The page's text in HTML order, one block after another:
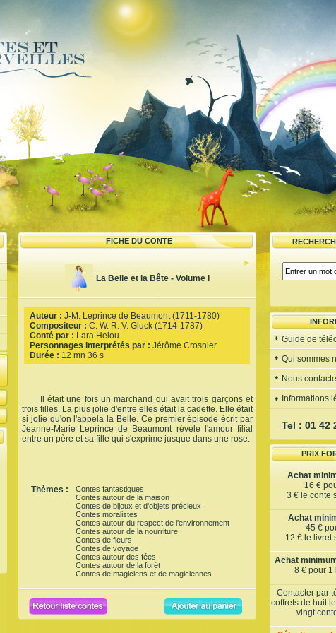
FICHE DU CONTE
La Belle et la Bête - Volume I
Auteur : J-M. Leprince de Beaumont (1711-1780)
Compositeur : C. W. R. V. Gluck (1714-1787)
Conté par : Lara Helou
Personnages interprétés par : Jérôme Crosnier
Durée : 12 mn 36 s
Il était une fois un marchand qui avait trois garçons et
trois filles. La plus jolie d'entre elles était la cadette. Elle était
si jolie qu'on l'appela la Belle. Ce premier épisode écrit par
Jeanne-Marie Leprince de Beaumont révèle l'amour filial
entre un père et sa fille qui s'exprime jusque dans une rose.
Thèmes :
Contes fantastiques
Contes autour de la maison
Contes de bijoux et d'objets précieux
Contes moralistes
Contes autour du respect de l'environnement
Contes autour de la nourriture
Contes de fleurs
Contes de voyage
Contes autour des fées
Contes autour de la forêt
Contes de magiciens et de magiciennes
Guide de
Qui sommes
Nous
Informations
Tel : 01 42
PRIX
Achat
16 €
3 € le conte
Achat
45 €
12 € le livret
Achat
8 € pour 1
Contacter par
coffrets de huit
vingt